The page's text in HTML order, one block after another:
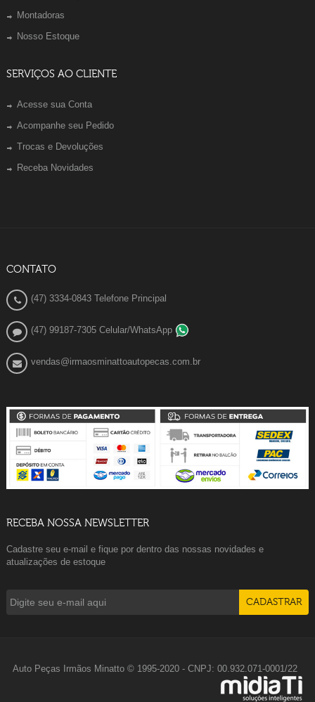
Montadoras
Nosso Estoque
SERVIÇOS AO CLIENTE
Acesse sua Conta
Acompanhe seu Pedido
Trocas e Devoluções
Receba Novidades
CONTATO
(47) 3334-0843 Telefone Principal
(47) 99187-7305 Celular/WhatsApp
vendas@irmaosminattoautopecas.com.br
RECEBA NOSSA NEWSLETTER
Cadastre seu e-mail e fique por dentro das nossas novidades e
atualizações de estoque
Auto Peças Irmãos Minatto © 1995-2020 - CNPJ: 00.932.071-0001/22